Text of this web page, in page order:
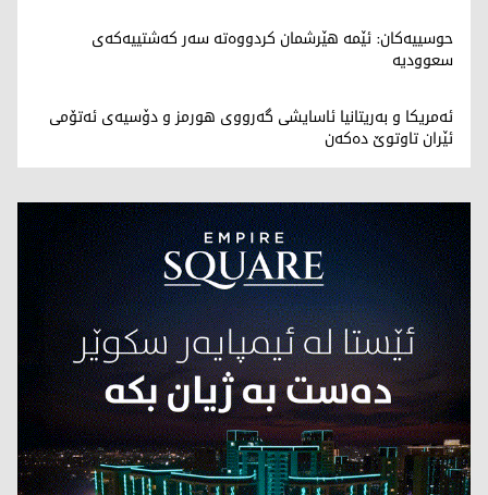
حوسییەکان: ئێمە هێرشمان کردووەتە سەر کەشتییەکەی
سعوودیە
ئەمریکا و بەریتانیا ئاسایشی گەرووی هورمز و دۆسیەی ئەتۆمی
ئێران تاوتوێ دەکەن